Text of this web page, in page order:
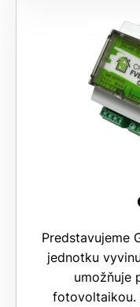
Predstavujeme
jednotku
umožňuje
fotovoltaikou.